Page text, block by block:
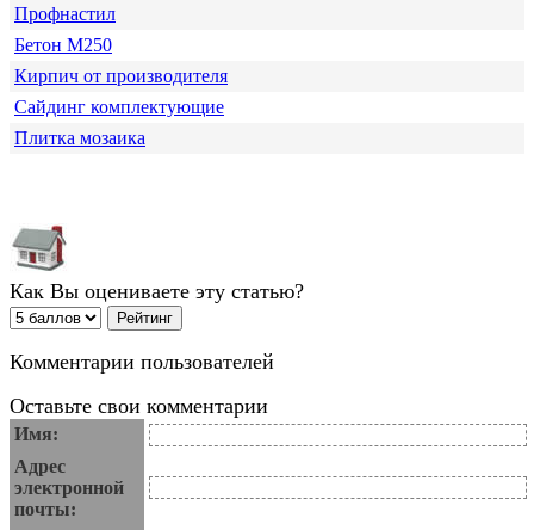
Профнастил
Бетон М250
Кирпич от производителя
Сайдинг комплектующие
Плитка мозаика
Как Вы оцениваете эту статью?
Комментарии пользователей
Оставьте свои комментарии
Имя:
Адрес
электронной
почты: